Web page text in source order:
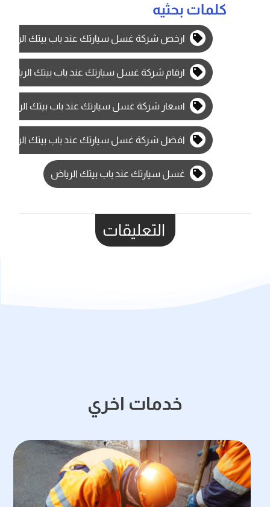
كلمات بحثيه
ارخص شركة غسل سيارتك عند باب بيتك
ارقام شركة غسل سيارتك عند باب بيتك الرياض
اسعار شركة غسل سيارتك عند باب بيتك الرياض
افضل شركة غسل سيارتك عند باب بيتك
غسل سيارتك عند باب بيتك الرياض
التعليقات
خدمات اخري